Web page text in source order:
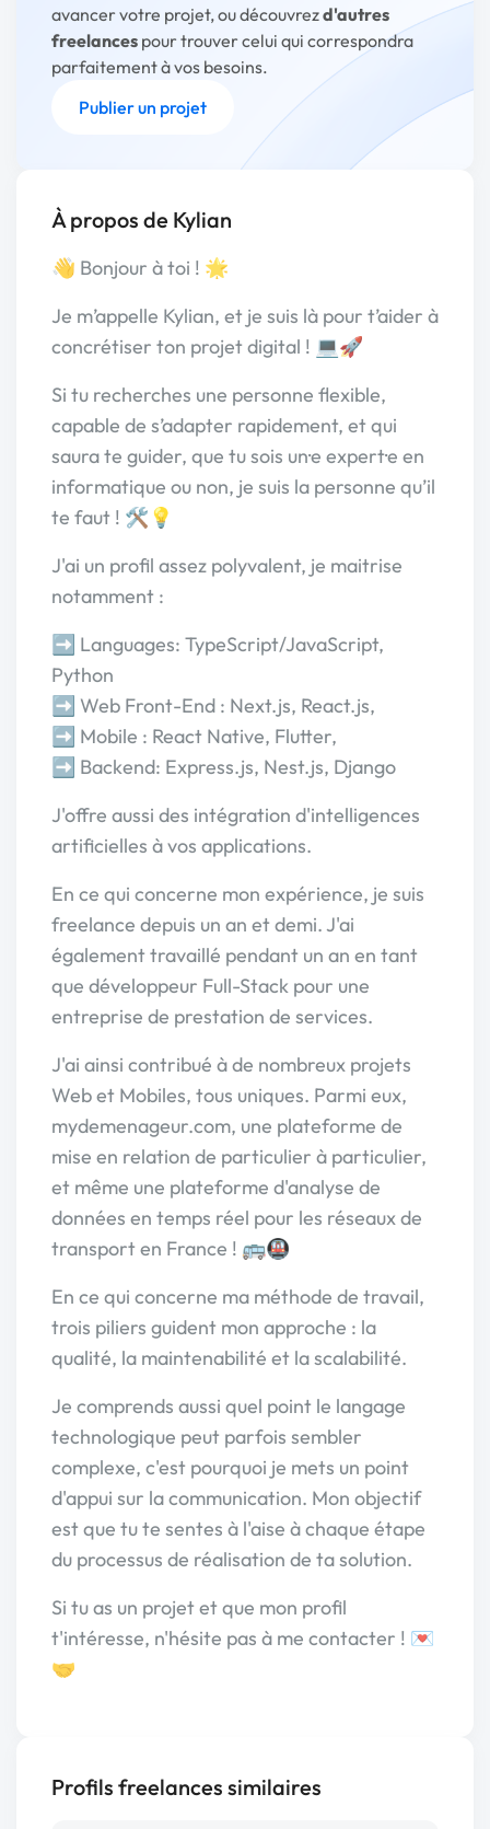
avancer votre projet, ou découvrezd'autres
freelances pour trouver celui qui correspondra
parfaitement à vos besoins.
Publier un projet
À propos de Kylian
👋 Bonjour à toi ! 🌟
Je m’appelle Kylian, et je suis là pour t’aider à
concrétiser ton projet digital ! 💻🚀
Si tu recherches une personne flexible,
capable de s’adapter rapidement, et qui
saura te guider, que tu sois un·e expert·e en
informatique ou non, je suis la personne qu’il
te faut ! 🛠️💡
J'ai un profil assez polyvalent, je maitrise
notamment :
➡️ Languages: TypeScript/JavaScript,
Python
➡️ Web Front-End : Next.js, React.js,
➡️ Mobile : React Native, Flutter,
➡️ Backend: Express.js, Nest.js, Django
J'offre aussi des intégration d'intelligences
artificielles à vos applications.
En ce qui concerne mon expérience, je suis
freelance depuis un an et demi. J'ai
également travaillé pendant un an en tant
que développeur Full-Stack pour une
entreprise de prestation de services.
J'ai ainsi contribué à de nombreux projets
Web et Mobiles, tous uniques. Parmi eux,
mydemenageur.com, une plateforme de
mise en relation de particulier à particulier,
et même une plateforme d'analyse de
données en temps réel pour les réseaux de
transport en France ! 🚌🚇
En ce qui concerne ma méthode de travail,
trois piliers guident mon approche : la
qualité, la maintenabilité et la scalabilité.
Je comprends aussi quel point le langage
technologique peut parfois sembler
complexe, c'est pourquoi je mets un point
d'appui sur la communication. Mon objectif
est que tu te sentes à l'aise à chaque étape
du processus de réalisation de ta solution.
Si tu as un projet et que mon profil
t'intéresse, n'hésite pas à me contacter ! 💌
🤝
Profils freelances similaires